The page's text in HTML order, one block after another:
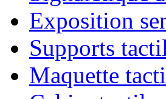
Exposition
Supports
Maquette